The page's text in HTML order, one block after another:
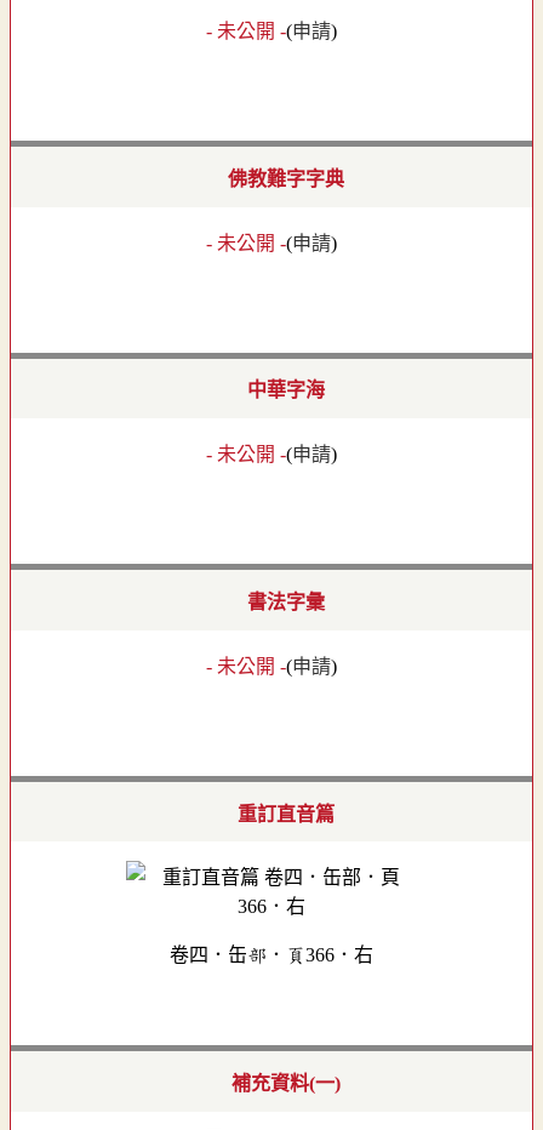
- 未公開 -(申請)
佛教難字字典
- 未公開 -(申請)
中華字海
- 未公開 -(申請)
書法字彙
- 未公開 -(申請)
重訂直音篇
卷四．缶部．頁366．右
補充資料(一)